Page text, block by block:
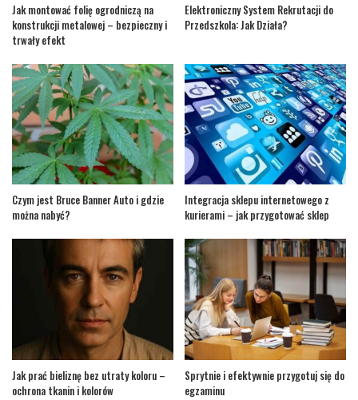
Jak montować folię ogrodniczą na
konstrukcji metalowej – bezpieczny i
trwały efekt
Elektroniczny System Rekrutacji do
Przedszkola: Jak Działa?
Czym jest Bruce Banner Auto i gdzie
można nabyć?
Integracja sklepu internetowego z
kurierami – jak przygotować sklep
Jak prać bieliznę bez utraty koloru –
ochrona tkanin i kolorów
Sprytnie i efektywnie przygotuj się do
egzaminu